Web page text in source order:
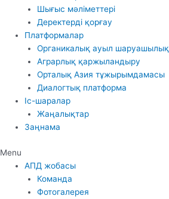
Шығыс мәліметтері
Деректерді қорғау
Платформалар
Органикалық ауыл шаруашылық
Аграрлық қаржыландыру
Орталық Азия тұжырымдамасы
Диалогтық платформа
Іс-шаралар
Жаңалықтар
Заңнама
Menu
АПД жобасы
Команда
Фотогалерея